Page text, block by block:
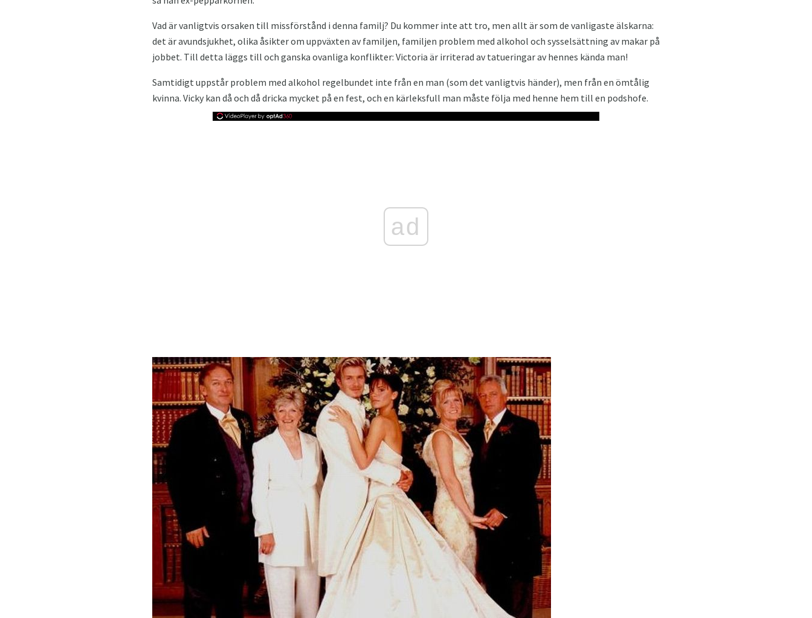
Vad är vanligtvis orsaken till missförstånd i denna familj? Du kommer inte att tro, men allt är som de vanligaste älskarna:
det är avundsjukhet, olika åsikter om uppväxten av familjen, familjen problem med alkohol och sysselsättning av makar på
jobbet. Till detta läggs till och ganska ovanliga konflikter: Victoria är irriterad av tatueringar av hennes kända man!
Samtidigt uppstår problem med alkohol regelbundet inte från en man (som det vanligtvis händer), men från en ömtålig
kvinna. Vicky kan då och då dricka mycket på en fest, och en kärleksfull man måste följa med henne hem till en podshofe.
ad